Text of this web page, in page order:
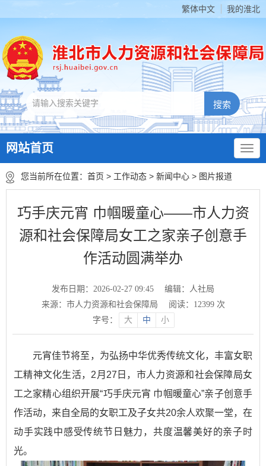
繁体中文 我的淮北
网站首页
您当前所在位置： 首页 > 工作动态 > 新闻中心 > 图片报道
巧手庆元宵 巾帼暖童心——市人力资
源和社会保障局女工之家亲子创意手
作活动圆满举办
发布日期：2026-02-27 09:45
编辑：人社局
来源：市人力资源和社会保障局
阅读： 12399次
字号：
大 中 小
元宵佳节将至，为弘扬中华优秀传统文化，丰富女职
工精神文化生活，2月27日，市人力资源和社会保障局女
工之家精心组织开展“巧手庆元宵 巾帼暖童心”亲子创意手
作活动，来自全局的女职工及子女共20余人欢聚一堂，在
动手实践中感受传统节日魅力，共度温馨美好的亲子时
光。